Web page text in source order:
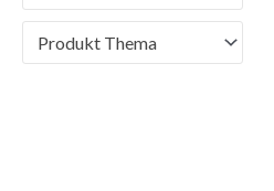
Produkt Thema